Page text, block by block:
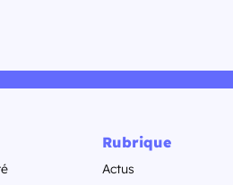
Rubrique
Actus